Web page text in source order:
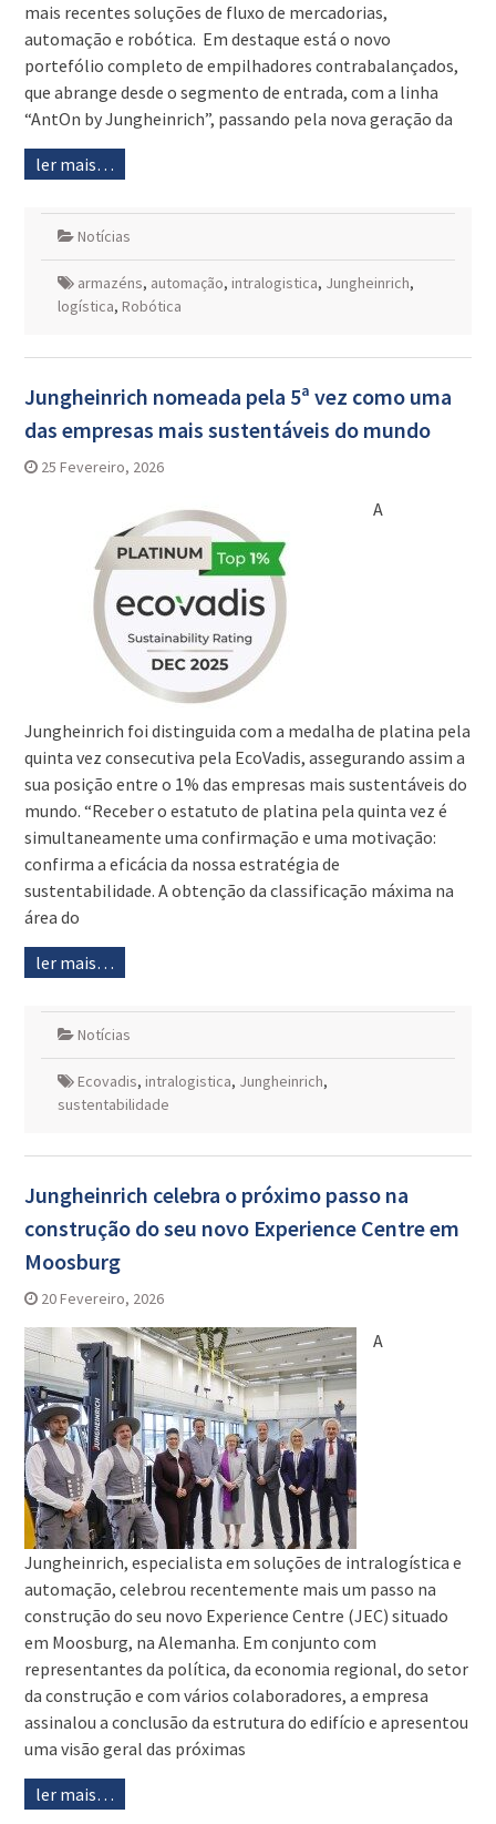
mais recentes soluções de fluxo de mercadorias,
automação e robótica. Em destaque está o novo
portefólio completo de empilhadores contrabalançados,
que abrange desde o segmento de entrada, com a linha
“AntOn by Jungheinrich”, passando pela nova geração da
ler mais…
Notícias
armazéns, automação, intralogistica, Jungheinrich,
logística, Robótica
Jungheinrich nomeada pela 5ª vez como uma
das empresas mais sustentáveis do mundo
25 Fevereiro, 2026
A
Jungheinrich foi distinguida com a medalha de platina pela
quinta vez consecutiva pela EcoVadis, assegurando assim a
sua posição entre o 1% das empresas mais sustentáveis do
mundo. “Receber o estatuto de platina pela quinta vez é
simultaneamente uma confirmação e uma motivação:
confirma a eficácia da nossa estratégia de
sustentabilidade. A obtenção da classificação máxima na
área do
ler mais…
Notícias
Ecovadis, intralogistica, Jungheinrich,
sustentabilidade
Jungheinrich celebra o próximo passo na
construção do seu novo Experience Centre em
Moosburg
20 Fevereiro, 2026
A
Jungheinrich, especialista em soluções de intralogística e
automação, celebrou recentemente mais um passo na
construção do seu novo Experience Centre (JEC) situado
em Moosburg, na Alemanha. Em conjunto com
representantes da política, da economia regional, do setor
da construção e com vários colaboradores, a empresa
assinalou a conclusão da estrutura do edifício e apresentou
uma visão geral das próximas
ler mais…